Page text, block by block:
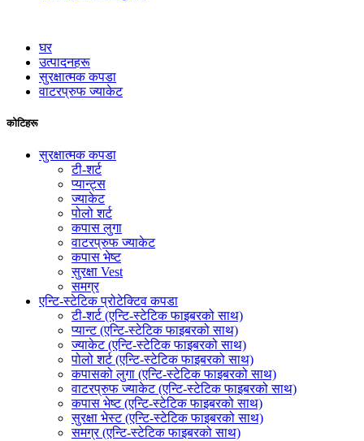
घर
उत्पादनहरू
सुरक्षात्मक कपडा
वाटरप्रुफ ज्याकेट
कोटिहरू
सुरक्षात्मक कपडा
टी-शर्ट
प्यान्ट्स
ज्याकेट
पोलो शर्ट
कपास लुगा
वाटरप्रुफ ज्याकेट
कपास भेष्ट
सुरक्षा Vest
समग्र
एन्टि-स्टेटिक प्रोटेक्टिव कपडा
टी-शर्ट (एन्टि-स्टेटिक फाइबरको साथ)
प्यान्ट (एन्टि-स्टेटिक फाइबरको साथ)
ज्याकेट (एन्टि-स्टेटिक फाइबरको साथ)
पोलो शर्ट (एन्टि-स्टेटिक फाइबरको साथ)
कपासको लुगा (एन्टि-स्टेटिक फाइबरको साथ)
वाटरप्रुफ ज्याकेट (एन्टि-स्टेटिक फाइबरको साथ)
कपास भेष्ट (एन्टि-स्टेटिक फाइबरको साथ)
सुरक्षा भेस्ट (एन्टि-स्टेटिक फाइबरको साथ)
समग्र (एन्टि-स्टेटिक फाइबरको साथ)